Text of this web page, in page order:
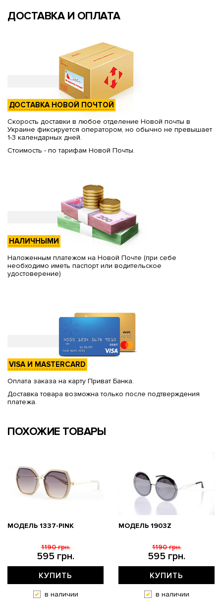
ДОСТАВКА И ОПЛАТА
ДОСТАВКА НОВОЙ ПОЧТОЙ
Скорость доставки в любое отделение Новой почты в
Украине фиксируется оператором, но обычно не превышает
1-3 календарных дней.
Стоимость - по тарифам Новой Почты.
НАЛИЧНЫМИ
Наложенным платежом на Новой Почте (при себе
необходимо иметь паспорт или водительское
удостоверение)
VISA И MASTERCARD
Оплата заказа на карту Приват Банка.
Доставка товара возможна только после подтверждения
платежа.
ПОХОЖИЕ ТОВАРЫ
МОДЕЛЬ 1337-PINK
595 грн.
1190 грн.
КУПИТЬ
в наличии
МОДЕЛЬ 1903Z
595 грн.
1190 грн.
КУПИТЬ
в наличии